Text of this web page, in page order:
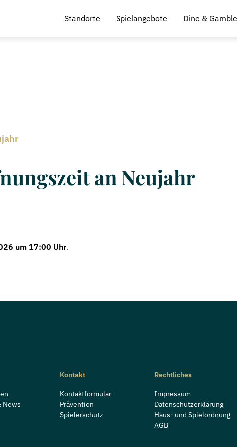
Standorte Spielangebote Dine & Gamble
an Neujahr
um 17:00 Uhr.
News
Kontakt
Kontaktformular
Prävention
Spielerschutz
Rechtliches
Impressum
Datenschutzerklärung
Haus- und Spielordnung
AGB